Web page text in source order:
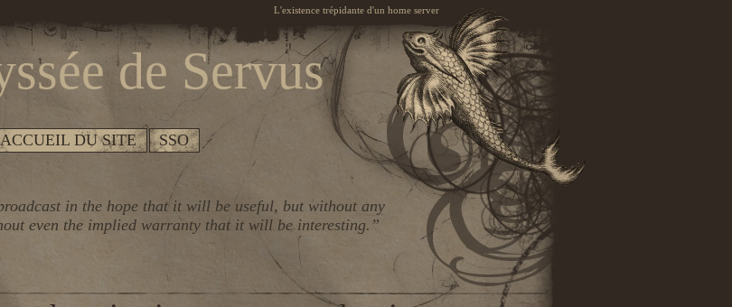
de Servus
L'existence trépidante d'un home server
ACCUEIL DU SITE SSO
in the hope that it will be useful, but without any
even the implied warranty that it will be interesting.”